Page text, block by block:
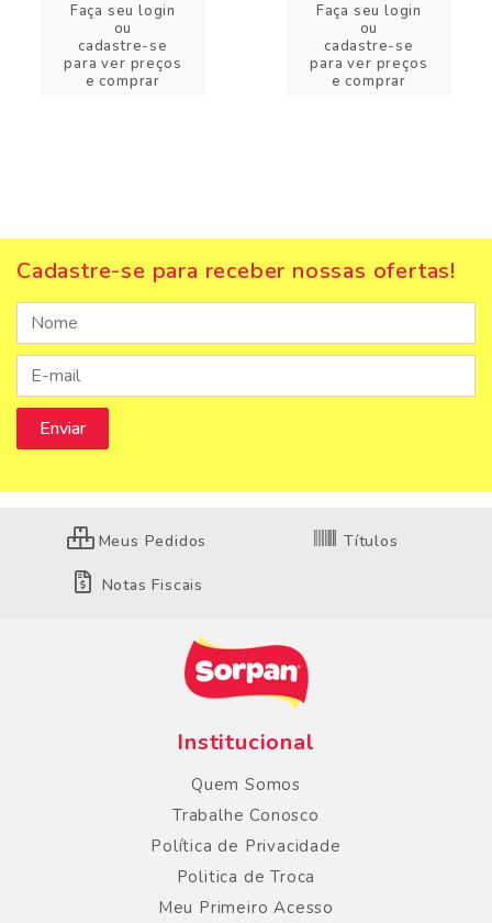
Faça seu login
ou
cadastre-se
para ver preços
e comprar
Faça seu login
ou
cadastre-se
para ver preços
e comprar
Cadastre-se para receber nossas ofertas!
Meus Pedidos Títulos
Notas Fiscais
Institucional
Quem Somos
Trabalhe Conosco
Política de Privacidade
Politica de Troca
Meu Primeiro Acesso